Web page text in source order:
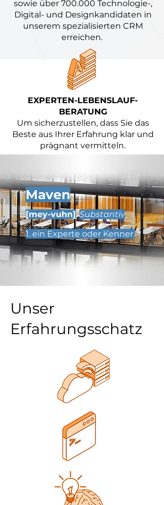
sowie über 700.000 Technologie-,
Digital- und Designkandidaten in
unserem spezialisierten CRM
erreichen.
EXPERTEN-LEBENSLAUF-
BERATUNG
Um sicherzustellen, dass Sie das
Beste aus Ihrer Erfahrung klar und
prägnant vermitteln.
Maven
[mey-vuhn] Substantiv
1. ein Experte oder Kenner.
Unser
Erfahrungsschatz